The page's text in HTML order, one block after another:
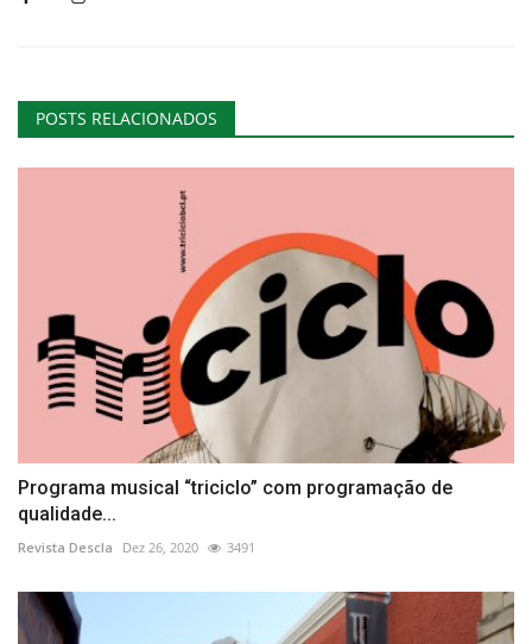
POSTS RELACIONADOS
Programa musical “triciclo” com programação de
qualidade...
Revista Descla Dez 26, 2020 3491